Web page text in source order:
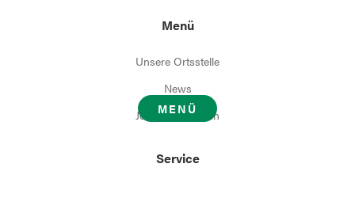
MENÜ
Menü
Unsere Ortsstelle
News
Jetzt unterstützen
Service